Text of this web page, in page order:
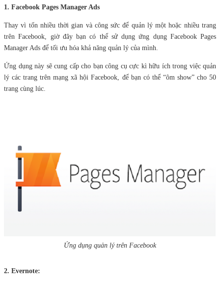
1. Facebook Pages Manager Ads
Thay vì tốn nhiều thời gian và công sức để quản lý một hoặc nhiều trang
trên Facebook, giờ đây bạn có thể sử dụng ứng dụng Facebook Pages
Manager Ads để tối ưu hóa khả năng quản lý của mình.
Ứng dụng này sẽ cung cấp cho bạn công cụ cực kì hữu ích trong việc quản
lý các trang trên mạng xã hội Facebook, để bạn có thể “ôm show” cho 50
trang cùng lúc.
Ứng dụng quản lý trên Facebook
2. Evernote: